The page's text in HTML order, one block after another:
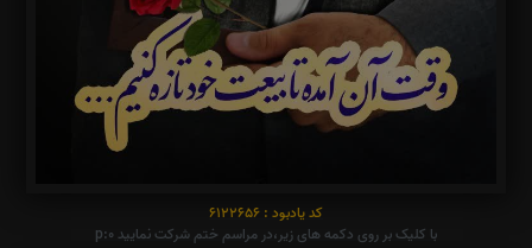
کد یادبود : 6122656
با کلیک بر روی دکمه های زیر،در مراسم ختم شرکت نمایید p:0